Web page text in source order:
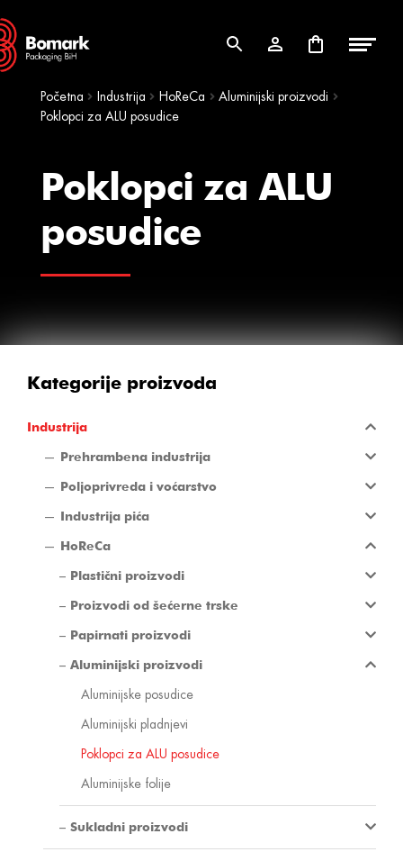
Skip
to
navigation
Skip
to
content
Početna Industrija HoReCa
Aluminijski proizvodi
Poklopci za ALU posudice
Poklopci za ALU
posudice
Kategorije proizvoda
Industrija
Prehrambena industrija
Poljoprivreda i voćarstvo
Industrija pića
HoReCa
Plastični proizvodi
Proizvodi od šećerne trske
Papirnati proizvodi
Aluminijski proizvodi
Aluminijske posudice
Aluminijski pladnjevi
Poklopci za ALU posudice
Aluminijske folije
Sukladni proizvodi